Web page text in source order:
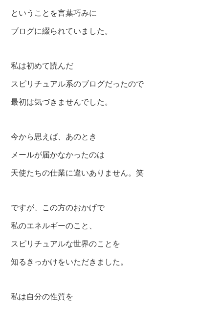
ということを言葉巧みに
ブログに綴られていました。
私は初めて読んだ
スピリチュアル系のブログだったので
最初は気づきませんでした。
今から思えば、あのとき
メールが届かなかったのは
天使たちの仕業に違いありません。笑
ですが、この方のおかげで
私のエネルギーのこと、
スピリチュアルな世界のことを
知るきっかけをいただきました。
私は自分の性質を